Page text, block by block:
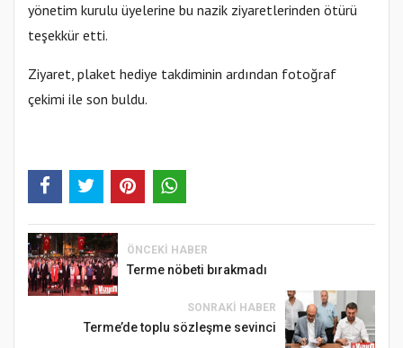
yönetim kurulu üyelerine bu nazik ziyaretlerinden ötürü
teşekkür etti.
Ziyaret, plaket hediye takdiminin ardından fotoğraf
çekimi ile son buldu.
ÖNCEKI HABER
Terme nöbeti bırakmadı
SONRAKI HABER
Terme’de toplu sözleşme sevinci